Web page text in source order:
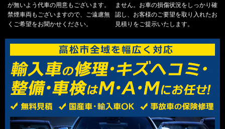
が無いよう代車の用意もございます。
禁煙車両もございますので、ご遠慮無
くご希望をお聞かせください。
ません。お車の損傷状況をしっかり確
認し、お客様のご要望を取り入れたお
見積りをご提示いたします。